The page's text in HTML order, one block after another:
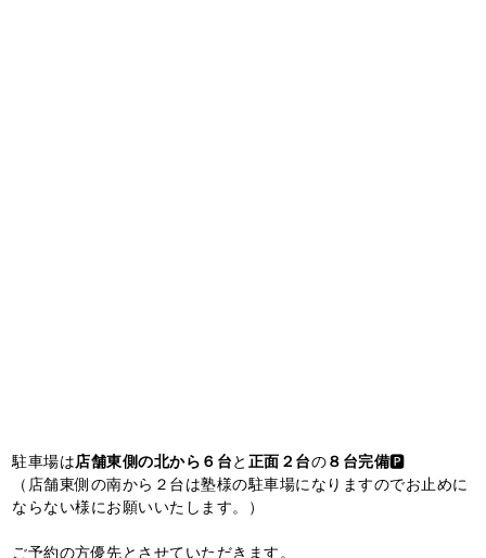
駐車場は店舗東側の北から６台と 正面２台の８台完備🅿️
（店舗東側の南から２台は塾様の駐車場になりますのでお止めに
ならない様にお願いいたします。）
ご予約の方優先とさせていただきます。